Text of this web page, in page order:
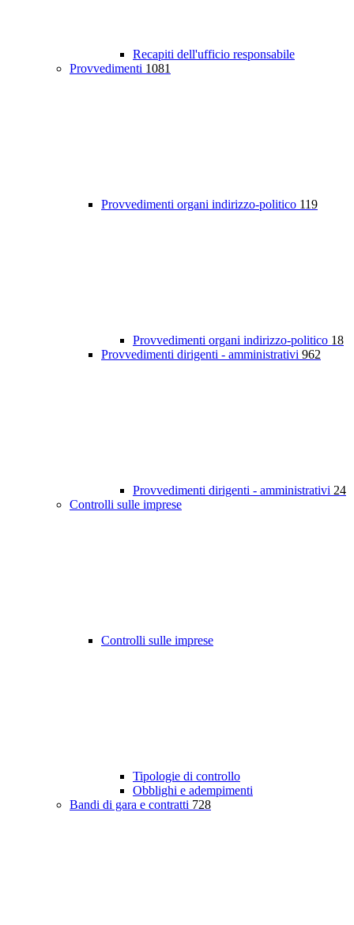
Recapiti dell'ufficio responsabile
Provvedimenti 1081
Provvedimenti organi indirizzo-politico 119
Provvedimenti organi indirizzo-politico 18
Provvedimenti dirigenti - amministrativi 962
Provvedimenti dirigenti - amministrativi 24
Controlli sulle imprese
Controlli sulle imprese
Tipologie di controllo
Obblighi e adempimenti
Bandi di gara e contratti 728